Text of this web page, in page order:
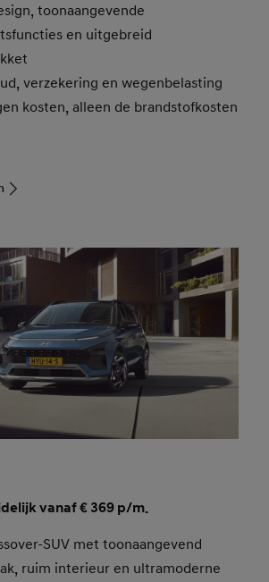
toonaangevende
en uitgebreid
verzekering en wegenbelasting
kosten, alleen de brandstofkosten
vanaf € 369 p/m.
SUV met toonaangevend
ruim interieur en ultramoderne